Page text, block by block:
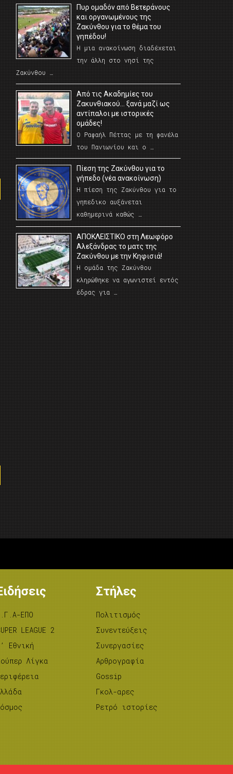
Πυρ ομαδόν από Βετεράνους
και οργανωμένους της
Ζακύνθου για το θέμα του
γηπέδου!
Η μια ανακοίνωση διαδέχεται
την άλλη στο νησί της
Ζακύνθου …
Από τις Ακαδημίες του
Ζακυνθιακού… ξανά μαζί ως
αντίπαλοι με ιστορικές
ομάδες!
Ο Ραφαήλ Πέττας με τη φανέλα
του Πανιωνίου και ο …
Πίεση της Ζακύνθου για το
γήπεδο (νέα ανακοίνωση)
Η πίεση της Ζακύνθου για το
γηπεδικο αυξάνεται
καθημερινά καθώς …
AΠΟΚΛΕΙΣΤΙΚΟ στη Λεωφόρο
Αλεξάνδρας το ματς της
Ζακύνθου με την Κηφισιά!
Η ομάδα της Ζακύνθου
κληρώθηκε να αγωνιστεί εντός
έδρας για …
ΕΠΟ
LEAGUE 2
Εθνική
Λίγκα
Στήλες
Πολιτισμός
Συνεντεύξεις
Συνεργασίες
Αρθρογραφία
Gossip
Γκολ-αρες
Ρετρό ιστορίες